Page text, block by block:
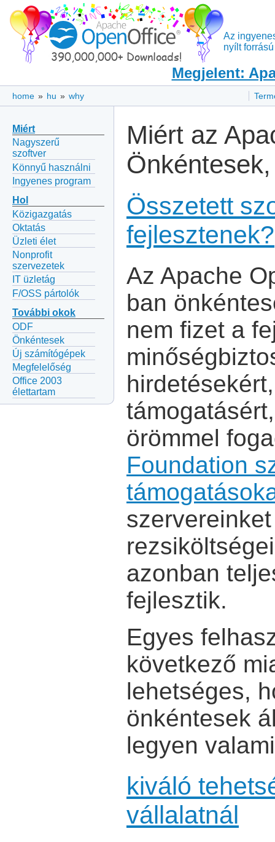
Az
nyílt
Megjelent:
home » hu » why
Miért
Nagyszerű
szoftver
Könnyű használni
Ingyenes program
Hol
Közigazgatás
Oktatás
Üzleti élet
Nonprofit
szervezetek
IT üzletág
F/OSS pártolók
További okok
ODF
Önkéntesek
Új számítógépek
Megfelelőség
Office 2003
élettartam
Miért az
Összetett
fejlesztenek?
Az Apache
ban
nem fizet a
örömmel
Foundation
azonban
fejlesztik.
Egyes
következő
lehetséges,
önkéntesek
legyen
kiváló
vállalatnál